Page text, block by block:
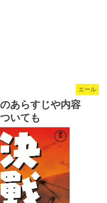
エール
あらすじや内容
いても